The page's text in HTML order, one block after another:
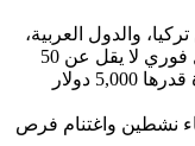
والدول العربية،
وإندونيسيا، وماليزيا الذين حققوا حجم تداول فوري لا يقل عن 50
دولار أمريكي، التنافس على حصة من جائزة قدرها 5,000 دولار
نشطين واغتنام فرص